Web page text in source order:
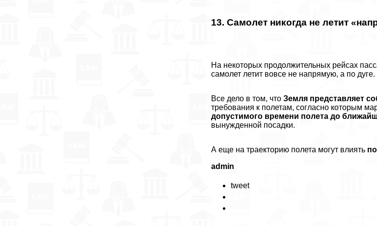
13. Самолет никогда не летит
На некоторых продолжительных рейсах
самолет летит вовсе не напрямую, а по
Все дело в том, чтоЗемля представляет
требования к полетам, согласно которым
допустимого времени полета до
вынужденной посадки.
А еще на траекторию полета могут влиять
admin
tweet